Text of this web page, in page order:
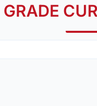
GRADE